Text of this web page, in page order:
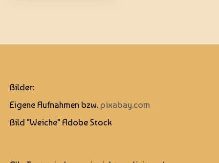
Bilder:
Eigene Aufnahmen bzw. pixabay.com
Bild "Weiche" Adobe Stock